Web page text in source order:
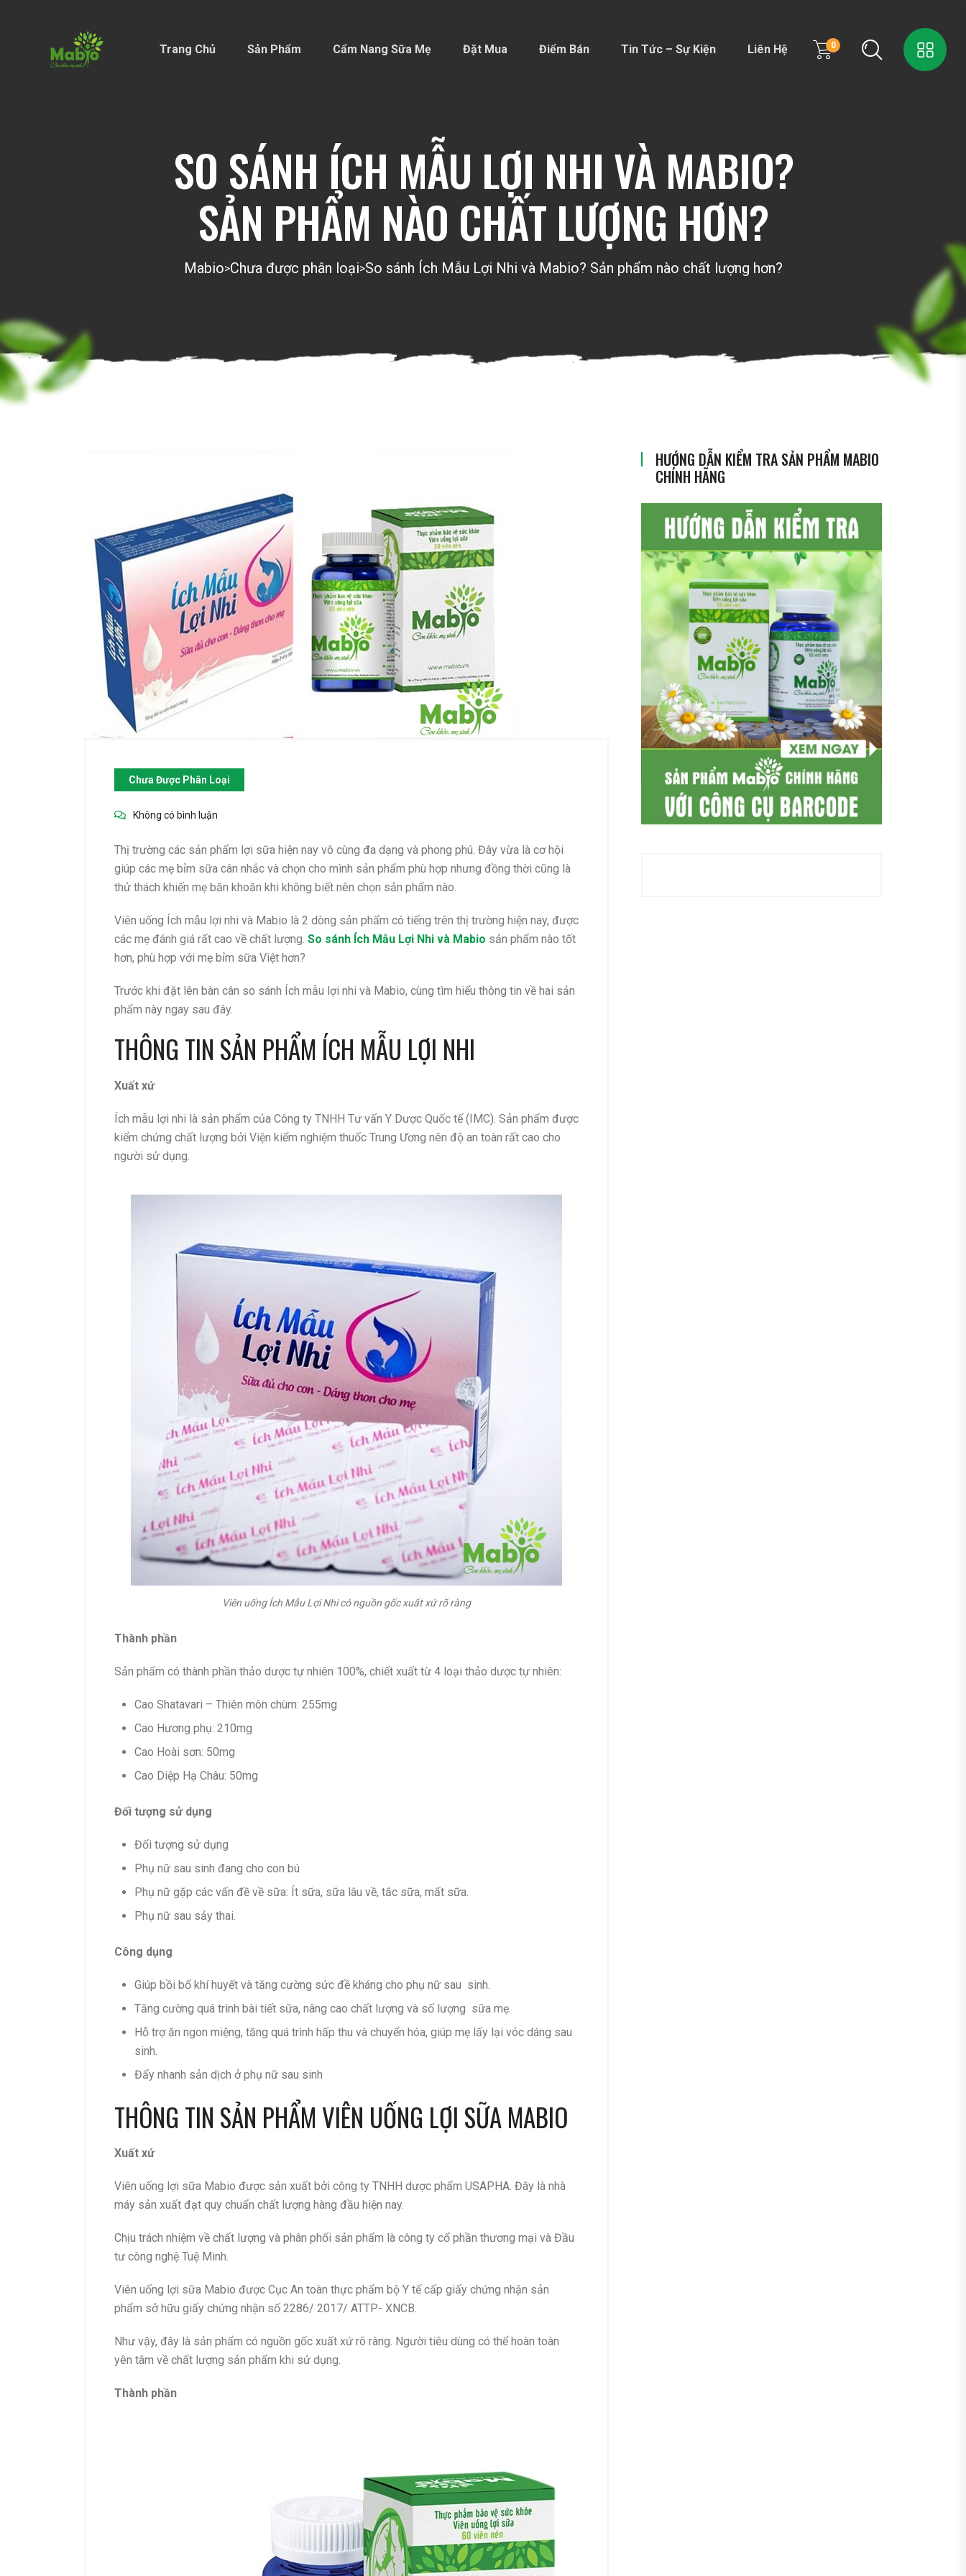
Trang Chủ Sản Phẩm Cẩm Nang Sữa Mẹ Đặt Mua Điểm Bán Tin Tức – Sự Kiện Liên Hệ 0
SO SÁNH ÍCH MẪU LỢI NHI VÀ MABIO?
SẢN PHẨM NÀO CHẤT LƯỢNG HƠN?
Mabio>Chưa được phân loại>So sánh Ích Mẫu Lợi Nhi và Mabio? Sản phẩm nào chất lượng hơn?
Chưa Được Phân Loại
Không có bình luận
Thị trường các sản phẩm lợi sữa hiện nay vô cùng đa dạng và phong phú. Đây vừa là cơ hội
giúp các mẹ bỉm sữa cân nhắc và chọn cho mình sản phẩm phù hợp nhưng đồng thời cũng là
thử thách khiến mẹ băn khoăn khi không biết nên chọn sản phẩm nào.
Viên uống Ích mẫu lợi nhi và Mabio là 2 dòng sản phẩm có tiếng trên thị trường hiện nay, được
các mẹ đánh giá rất cao về chất lượng. So sánh Ích Mẫu Lợi Nhi và Mabio sản phẩm nào tốt
hơn, phù hợp với mẹ bỉm sữa Việt hơn?
Trước khi đặt lên bàn cân so sánh Ích mẫu lợi nhi và Mabio, cùng tìm hiểu thông tin về hai sản
phẩm này ngay sau đây.
THÔNG TIN SẢN PHẨM ÍCH MẪU LỢI NHI
Xuất xứ
Ích mẫu lợi nhi là sản phẩm của Công ty TNHH Tư vấn Y Dược Quốc tế (IMC). Sản phẩm được
kiểm chứng chất lượng bởi Viện kiểm nghiệm thuốc Trung Ương nên độ an toàn rất cao cho
người sử dụng.
Viên uống Ích Mẫu Lợi Nhi có nguồn gốc xuất xứ rõ ràng
Thành phần
Sản phẩm có thành phần thảo dược tự nhiên 100%, chiết xuất từ 4 loại thảo dược tự nhiên:
Cao Shatavari – Thiên môn chùm: 255mg
Cao Hương phụ: 210mg
Cao Hoài sơn: 50mg
Cao Diệp Hạ Châu: 50mg
Đối tượng sử dụng
Đối tượng sử dụng
Phụ nữ sau sinh đang cho con bú
Phụ nữ gặp các vấn đề về sữa: Ít sữa, sữa lâu về, tắc sữa, mất sữa.
Phụ nữ sau sảy thai.
Công dụng
Giúp bồi bổ khí huyết và tăng cường sức đề kháng cho phụ nữ sau sinh.
Tăng cường quá trình bài tiết sữa, nâng cao chất lượng và số lượng sữa mẹ.
Hỗ trợ ăn ngon miệng, tăng quá trình hấp thu và chuyển hóa, giúp mẹ lấy lại vóc dáng sau
sinh.
Đẩy nhanh sản dịch ở phụ nữ sau sinh
THÔNG TIN SẢN PHẨM VIÊN UỐNG LỢI SỮA MABIO
Xuất xứ
Viên uống lợi sữa Mabio được sản xuất bởi công ty TNHH dược phẩm USAPHA. Đây là nhà
máy sản xuất đạt quy chuẩn chất lượng hàng đầu hiện nay.
Chịu trách nhiệm về chất lượng và phân phối sản phẩm là công ty cổ phần thương mại và Đầu
tư công nghệ Tuệ Minh.
Viên uống lợi sữa Mabio được Cục An toàn thực phẩm bộ Y tế cấp giấy chứng nhận sản
phẩm sở hữu giấy chứng nhận số 2286/ 2017/ ATTP- XNCB.
Như vậy, đây là sản phẩm có nguồn gốc xuất xứ rõ ràng. Người tiêu dùng có thể hoàn toàn
yên tâm về chất lượng sản phẩm khi sử dụng.
Thành phần
HƯỚNG DẪN KIỂM TRA SẢN PHẨM MABIO
CHÍNH HÃNG